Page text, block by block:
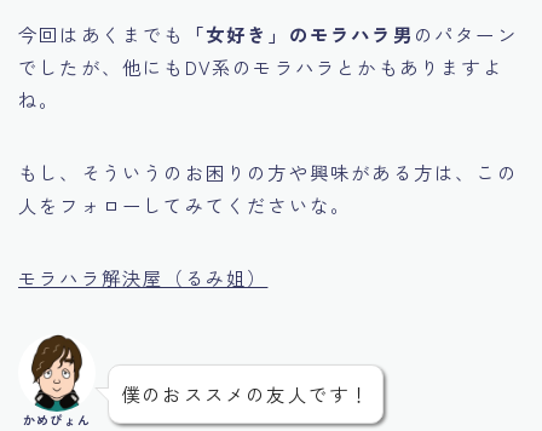
今回はあくまでも 「女好き」のモラハラ男 のパターン
でしたが、他にもDV系のモラハラとかもありますよ
ね。
もし、そういうのお困りの方や興味がある方は、この
人をフォローしてみてくださいな。
モラハラ解決屋（るみ姐）
かめぴょん
僕のおススメの友人です！